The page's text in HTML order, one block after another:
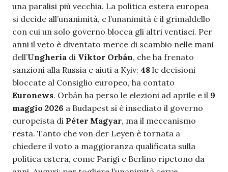
una paralisi più vecchia. La politica estera europea
si decide all’unanimità, e l’unanimità è il grimaldello
con cui un solo governo blocca gli altri ventisei. Per
anni il veto è diventato merce di scambio nelle mani
dell’Ungheria di Viktor Orbán, che ha frenato
sanzioni alla Russia e aiuti a Kyiv: 48 le decisioni
bloccate al Consiglio europeo, ha contato
Euronews. Orbán ha perso le elezioni ad aprile e il 9
maggio 2026 a Budapest si è insediato il governo
europeista di Péter Magyar, ma il meccanismo
resta. Tanto che von der Leyen è tornata a
chiedere il voto a maggioranza qualificata sulla
politica estera, come Parigi e Berlino ripetono da